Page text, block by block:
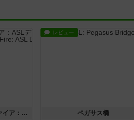
ストリート・オブ・ファイア：ASLデラックスモジュール1
レビュー
ペガサス橋